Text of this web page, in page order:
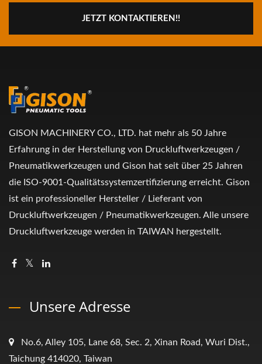
JETZT KONTAKTIEREN!!
GISON MACHINERY CO., LTD. hat mehr als 50 Jahre
Erfahrung in der Herstellung von Druckluftwerkzeugen /
Pneumatikwerkzeugen und Gison hat seit über 25 Jahren
die ISO-9001-Qualitätssystemzertifizierung erreicht. Gison
ist ein professioneller Hersteller / Lieferant von
Druckluftwerkzeugen / Pneumatikwerkzeugen. Alle unsere
Druckluftwerkzeuge werden in TAIWAN hergestellt.
Unsere Adresse
No.6, Alley 105, Lane 68, Sec. 2, Xinan Road, Wuri Dist.,
Taichung 414020, Taiwan